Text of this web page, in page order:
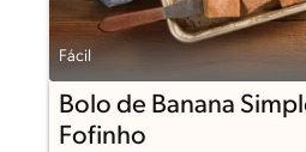
Fácil
Bolo de Banana
Fofinho